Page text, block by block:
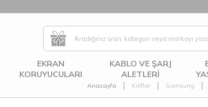
EKRAN
KORUYUCULARI
KABLO VE ŞARJ
ALETLERI
Anasayfa Kılıflar Samsung